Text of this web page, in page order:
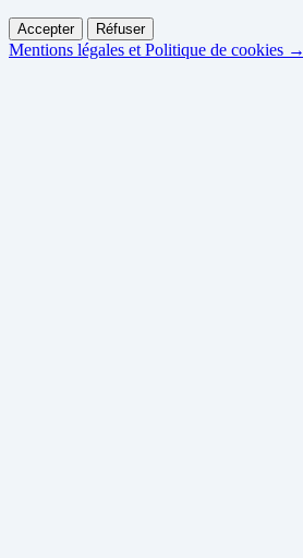
Accepter Réfuser
Mentions légales et Politique de cookies →